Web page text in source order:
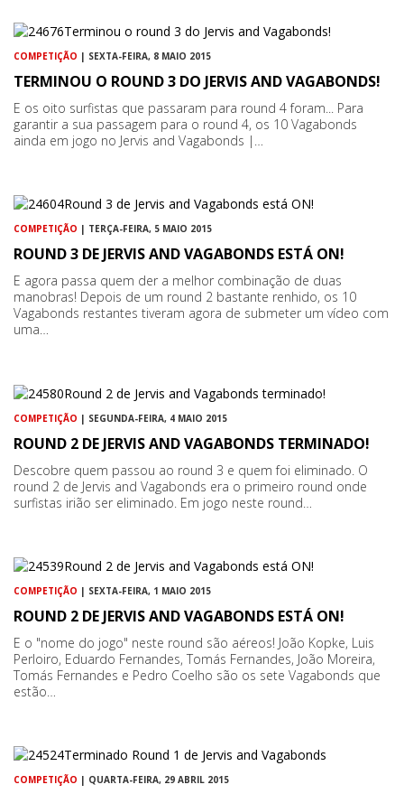
COMPETIÇÃO | SEXTA-FEIRA, 8 MAIO 2015
TERMINOU O ROUND 3 DO JERVIS AND VAGABONDS!
E os oito surfistas que passaram para round 4 foram... Para
garantir a sua passagem para o round 4, os 10 Vagabonds
ainda em jogo no Jervis and Vagabonds |…
COMPETIÇÃO | TERÇA-FEIRA, 5 MAIO 2015
ROUND 3 DE JERVIS AND VAGABONDS ESTÁ ON!
E agora passa quem der a melhor combinação de duas
manobras! Depois de um round 2 bastante renhido, os 10
Vagabonds restantes tiveram agora de submeter um vídeo com
uma…
COMPETIÇÃO | SEGUNDA-FEIRA, 4 MAIO 2015
ROUND 2 DE JERVIS AND VAGABONDS TERMINADO!
Descobre quem passou ao round 3 e quem foi eliminado. O
round 2 de Jervis and Vagabonds era o primeiro round onde
surfistas irião ser eliminado. Em jogo neste round…
COMPETIÇÃO | SEXTA-FEIRA, 1 MAIO 2015
ROUND 2 DE JERVIS AND VAGABONDS ESTÁ ON!
E o "nome do jogo" neste round são aéreos! João Kopke, Luis
Perloiro, Eduardo Fernandes, Tomás Fernandes, João Moreira,
Tomás Fernandes e Pedro Coelho são os sete Vagabonds que
estão…
COMPETIÇÃO | QUARTA-FEIRA, 29 ABRIL 2015